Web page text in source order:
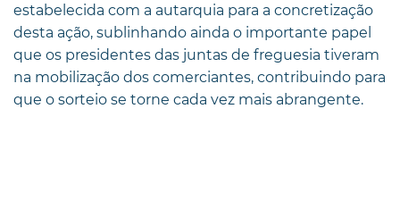
estabelecida com a autarquia para a concretização
desta ação, sublinhando ainda o importante papel
que os presidentes das juntas de freguesia tiveram
na mobilização dos comerciantes, contribuindo para
que o sorteio se torne cada vez mais abrangente.